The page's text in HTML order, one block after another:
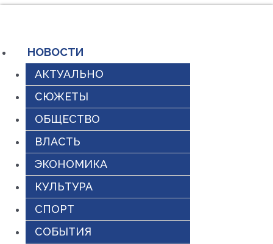
содержимому
НОВОСТИ
АКТУАЛЬНО
СЮЖЕТЫ
ОБЩЕСТВО
ВЛАСТЬ
ЭКОНОМИКА
КУЛЬТУРА
СПОРТ
СОБЫТИЯ